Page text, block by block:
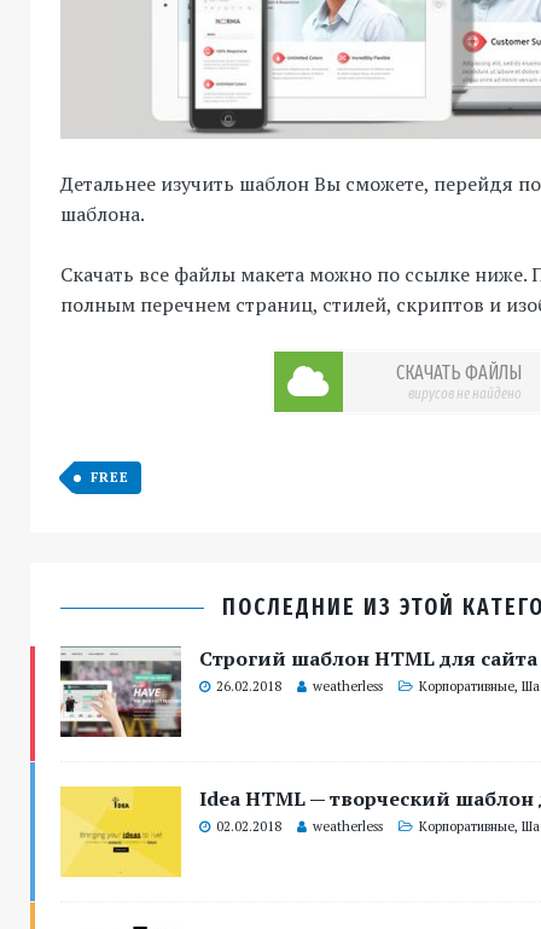
Детальнее изучить шаблон Вы сможете, перейдя
шаблона.
Скачать все файлы макета можно по ссылке ниже.
полным перечнем страниц, стилей, скриптов и
СКАЧАТЬ ФАЙЛЫ
вирусов не найдено
FREE
ПОСЛЕДНИЕ ИЗ ЭТОЙ
Строгий шаблон HTML для
26.02.2018 weatherless Корпоративные,
Idea HTML — творческий шаблон
02.02.2018 weatherless Корпоративные,